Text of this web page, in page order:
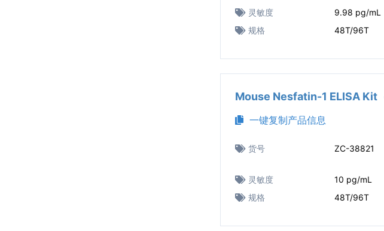
灵敏度
9.98 pg/mL
规格
48T/96T
Mouse Nesfatin-1 ELISA Kit
一键复制产品信息
货号 ZC-38821
灵敏度
10 pg/mL
规格
48T/96T